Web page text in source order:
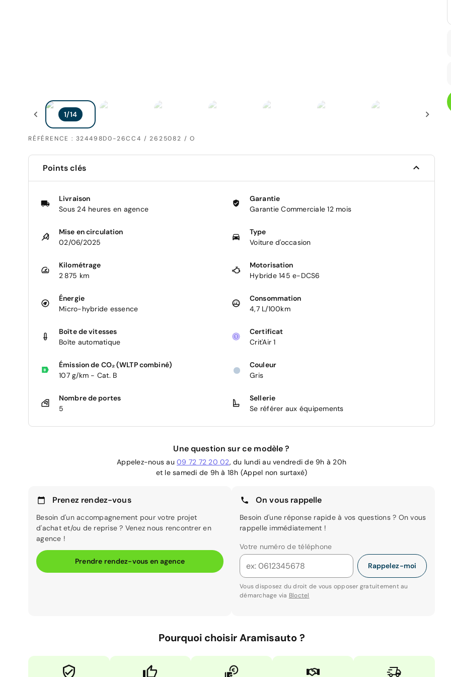
RÉFÉRENCE : 324498D0-26CC4 / 2625082 / O
Points clés
Livraison
Sous 24 heures en agence
Garantie
Garantie Commerciale 12 mois
Mise en circulation
02/06/2025
Type
Voiture d'occasion
Kilométrage
2 875 km
Motorisation
Hybride 145 e-DCS6
Énergie
Micro-hybride essence
Consommation
4,7 L/100km
Boîte de vitesses
Boîte automatique
Certificat
Crit'Air 1
Émission de CO₂ (WLTP combiné)
107 g/km - Cat. B
Couleur
Gris
Nombre de portes
5
Sellerie
Se référer aux équipements
Une question sur ce modèle ?
Appelez-nous au 09 72 72 20 02, du lundi au vendredi de 9h à 20h
et le samedi de 9h à 18h (Appel non surtaxé)
Prenez rendez-vous
Besoin d'un accompagnement pour votre projet
d'achat et/ou de reprise ? Venez nous rencontrer en
agence !
Prendre rendez-vous en agence
On vous rappelle
Besoin d'une réponse rapide à vos questions ? On vous
rappelle immédiatement !
Votre numéro de téléphone
Rappelez-moi
Vous disposez du droit de vous opposer gratuitement au
démarchage via Bloctel
Pourquoi choisir Aramisauto ?